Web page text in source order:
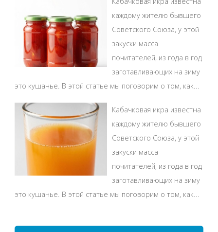
каждому жителю бывшего
Советского Союза, у этой
закуски масса
почитателей, из года в год
заготавливающих на зиму
это кушанье. В этой статье мы поговорим о том, как...
Кабачковая икра известна
каждому жителю бывшего
Советского Союза, у этой
закуски масса
почитателей, из года в год
заготавливающих на зиму
это кушанье. В этой статье мы поговорим о том, как...